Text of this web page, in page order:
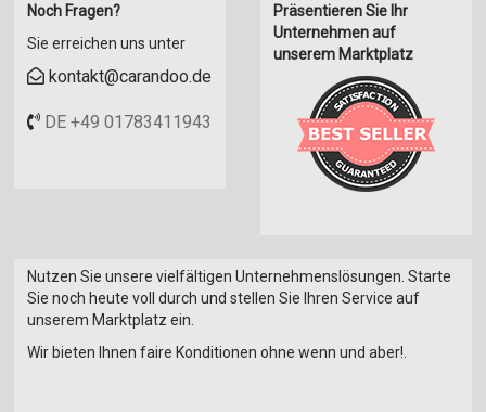
Noch Fragen?
Sie erreichen uns unter
kontakt@carandoo.de
DE +49 01783411943
Präsentieren Sie Ihr
Unternehmen auf
unserem Marktplatz
Nutzen Sie unsere vielfältigen Unternehmenslösungen. Starte
Sie noch heute voll durch und stellen Sie Ihren Service auf
unserem Marktplatz ein.
Wir bieten Ihnen faire Konditionen ohne wenn und aber!.